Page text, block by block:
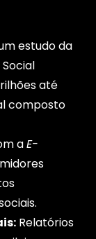
estudo da
até
composto
aE-
Relatórios